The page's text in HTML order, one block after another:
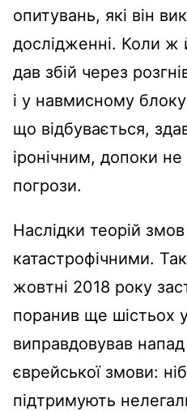
опитувань, які він
дослідженні. Коли ж
дав збій через
і у навмисному
що відбувається,
іронічним, допоки
погрози.
Наслідки теорій
катастрофічними.
жовтні 2018 року
поранив ще шістьох у
виправдовував
єврейської змови:
підтримують